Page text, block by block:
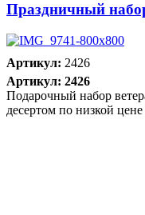
Праздничный
Артикул: 2426
Артикул: 2426
Подарочный набор
десертом по низкой цене